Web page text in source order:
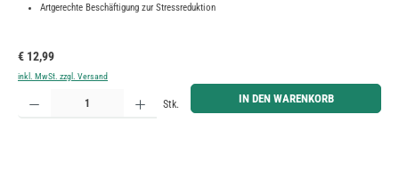
Artgerechte Beschäftigung zur Stressreduktion
Regulärer Preis:
€ 12,99
inkl. MwSt. zzgl. Versand
Produkt Anzahl: Gib den gewünschten Wert ein oder benutze die Schaltflächen um die Anzahl zu
Stk. IN DEN WARENKORB